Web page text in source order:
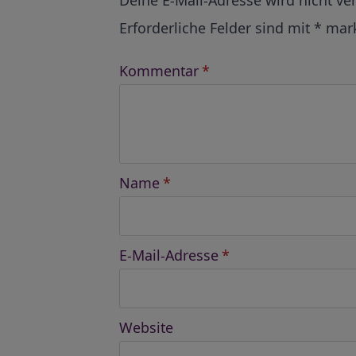
Erforderliche Felder sind mit *
Kommentar *
Name *
E-Mail-Adresse *
Website